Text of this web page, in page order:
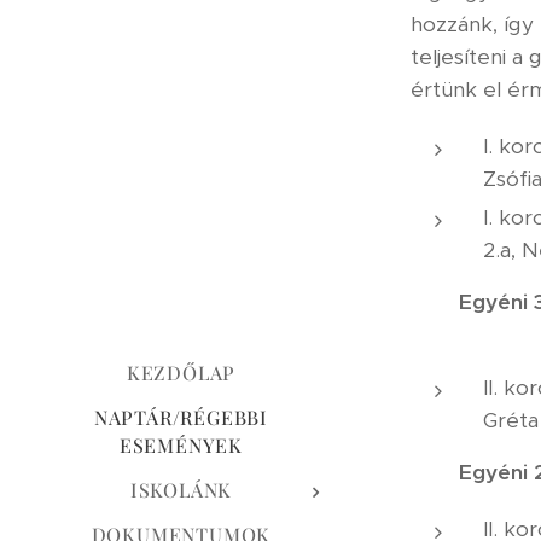
KEZDŐLAP
NAPTÁR/RÉGEBBI
ESEMÉNYEK
ISKOLÁNK
DOKUMENTUMOK
hozzánk,
teljesíteni a
értünk el
I.
I.
2.a,
Egyéni
II.
Egyéni
II.